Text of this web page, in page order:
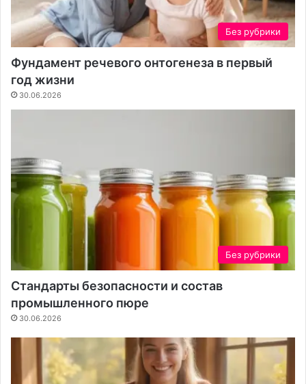
н
а
т
н
о
е
е
и
е
я
а
Без рубрики
Фундамент речевого онтогенеза в первый
год жизни
30.06.2026
Без рубрики
Стандарты безопасности и состав
промышленного пюре
30.06.2026